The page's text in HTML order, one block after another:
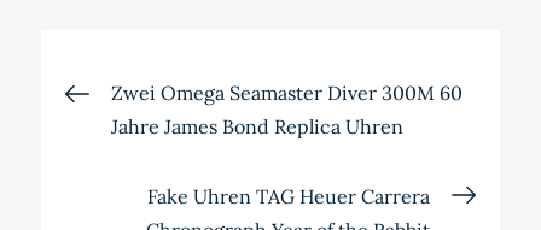
Beitragsnavigation
Zwei Omega Seamaster Diver 300M 60
Jahre James Bond Replica Uhren
Fake Uhren TAG Heuer Carrera